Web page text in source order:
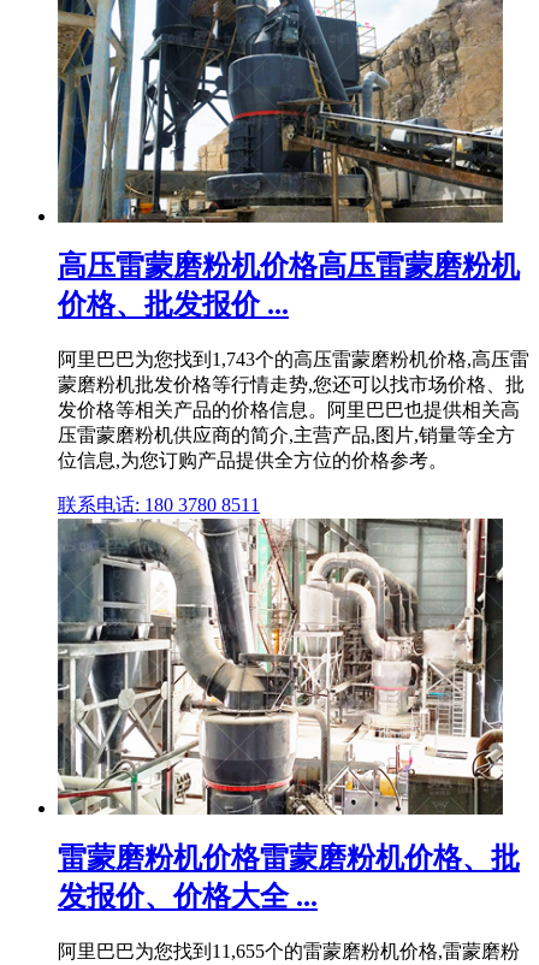
高压雷蒙磨粉机价格高压雷蒙磨粉机
价格、批发报价 ...
阿里巴巴为您找到1,743个的高压雷蒙磨粉机价格,高压雷
蒙磨粉机批发价格等行情走势,您还可以找市场价格、批
发价格等相关产品的价格信息。阿里巴巴也提供相关高
压雷蒙磨粉机供应商的简介,主营产品,图片,销量等全方
位信息,为您订购产品提供全方位的价格参考。
联系电话: 180 3780 8511
雷蒙磨粉机价格雷蒙磨粉机价格、批
发报价、价格大全 ...
阿里巴巴为您找到11,655个的雷蒙磨粉机价格,雷蒙磨粉